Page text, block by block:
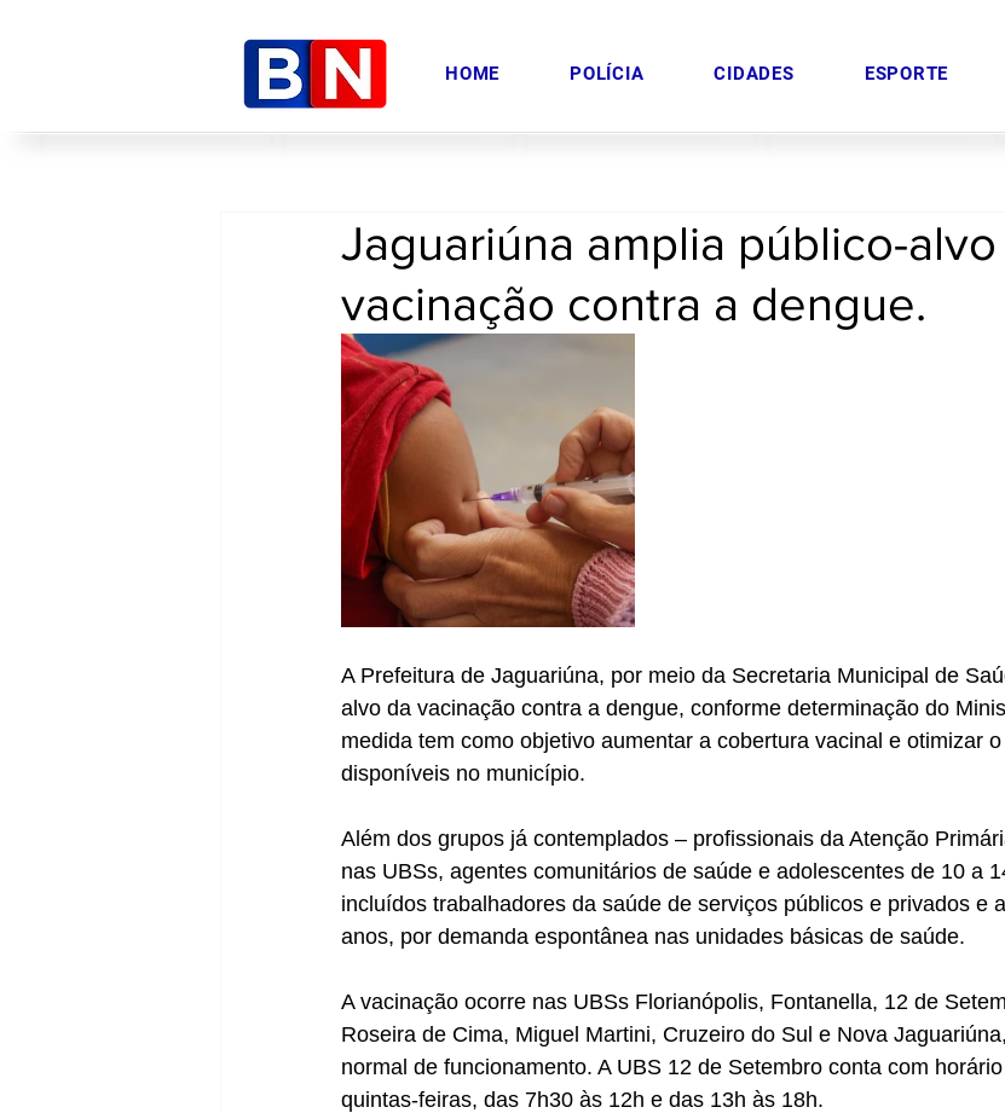
HOME POLÍCIA CIDADES ESPORTE
Jaguariúna amplia público-alvo
vacinação contra a dengue.
A Prefeitura de Jaguariúna, por meio da Secretaria Municipal de
alvo da vacinação contra a dengue, conforme determinação do
medida tem como objetivo aumentar a cobertura vacinal e otimizar
disponíveis no município.
Além dos grupos já contemplados – profissionais da Atenção
nas UBSs, agentes comunitários de saúde e adolescentes de 10 a
incluídos trabalhadores da saúde de serviços públicos e privados e
anos, por demanda espontânea nas unidades básicas de saúde.
A vacinação ocorre nas UBSs Florianópolis, Fontanella, 12 de
Roseira de Cima, Miguel Martini, Cruzeiro do Sul e Nova
normal de funcionamento. A UBS 12 de Setembro conta com
quintas-feiras, das 7h30 às 12h e das 13h às 18h.